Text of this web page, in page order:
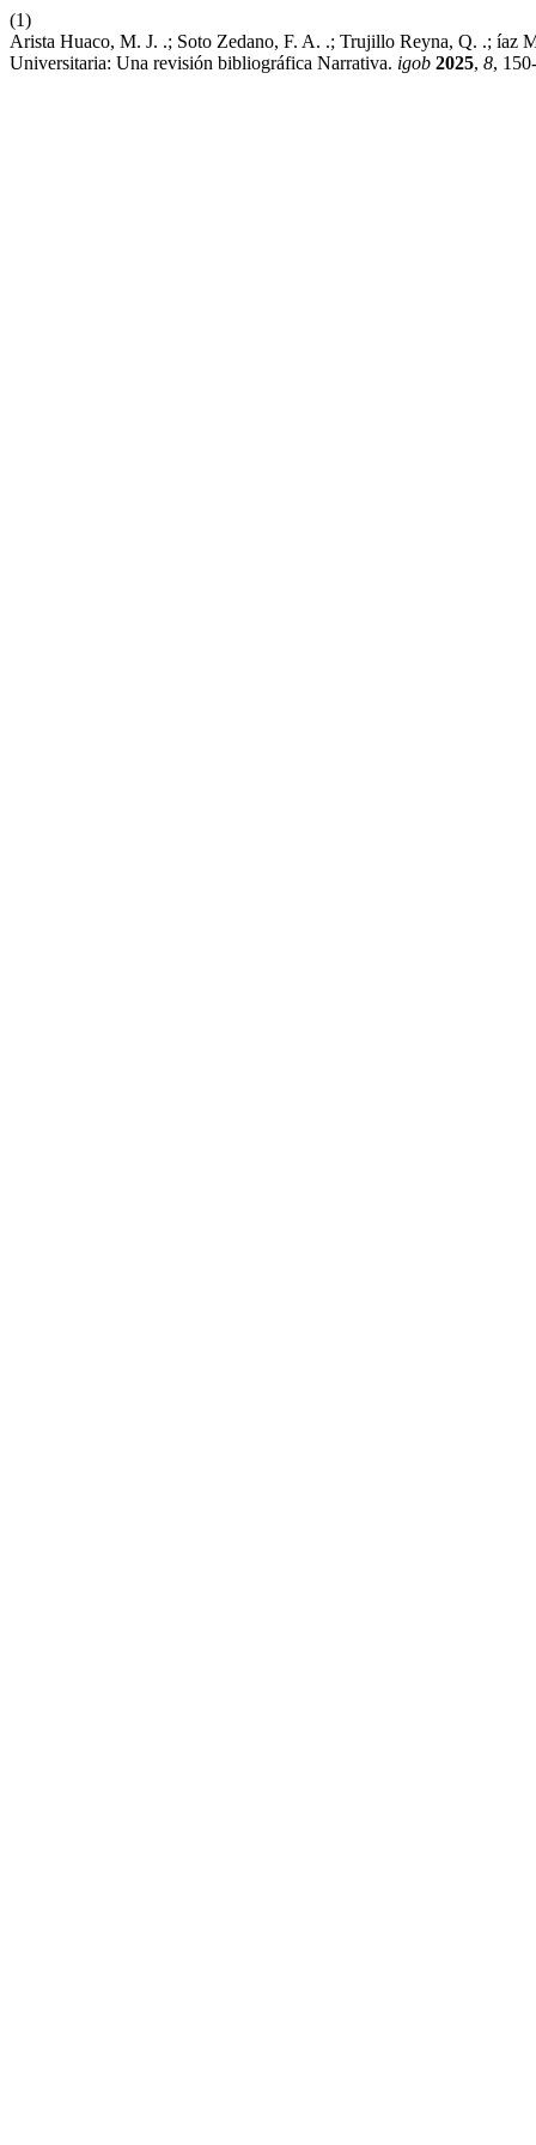
(1)
Arista Huaco, M. J. .; Soto Zedano, F. A. .; Trujillo Reyna, Q. .; íaz
Universitaria: Una revisión bibliográfica Narrativa. igob 2025, 8,